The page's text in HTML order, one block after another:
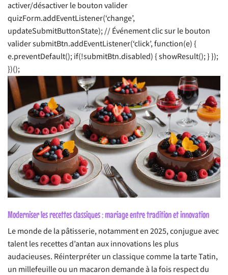
activer/désactiver le bouton valider
quizForm.addEventListener(‘change’,
updateSubmitButtonState); // Événement clic sur le bouton
valider submitBtn.addEventListener(‘click’, function(e) {
e.preventDefault(); if(!submitBtn.disabled) { showResult(); } });
})();
Moderniser les recettes classiques : mariage entre tradition et innovation
Le monde de la pâtisserie, notamment en 2025, conjugue avec
talent les recettes d’antan aux innovations les plus
audacieuses. Réinterpréter un classique comme la tarte Tatin,
un millefeuille ou un macaron demande à la fois respect du